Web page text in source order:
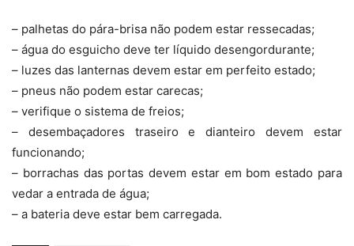
– palhetas do pára-brisa não podem estar ressecadas;
– água do esguicho deve ter líquido desengordurante;
– luzes das lanternas devem estar em perfeito estado;
– pneus não podem estar carecas;
– verifique o sistema de freios;
– desembaçadores traseiro e dianteiro devem estar
funcionando;
– borrachas das portas devem estar em bom estado para
vedar a entrada de água;
– a bateria deve estar bem carregada.